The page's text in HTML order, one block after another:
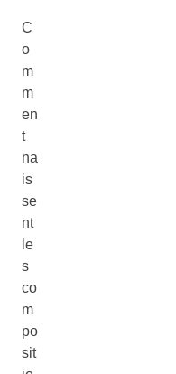
C
o
m
m
en
t
na
is
se
nt
le
s
co
m
po
sit